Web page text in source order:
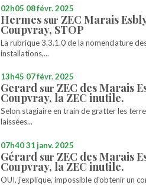
02h05 08févr. 2025
Hermes sur ZEC Marais
Coupvray, STOP
La rubrique 3.3.1.0 de la nomenclature
installations,...
13h45 07févr. 2025
Gerard sur ZEC des Marais
Coupvray, la ZEC inutile.
Selon stagiaire en train de gratter les
laissées...
07h4031janv. 2025
Gérard sur ZEC des Marais
Coupvray, la ZEC inutile.
OUI, j'explique, impossible d'obtenir un